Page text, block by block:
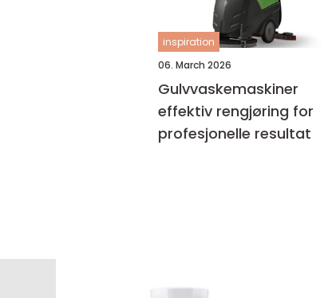
inspiration
06. March 2026
Gulvvaskemaskiner
effektiv rengjøring for
profesjonelle resultat